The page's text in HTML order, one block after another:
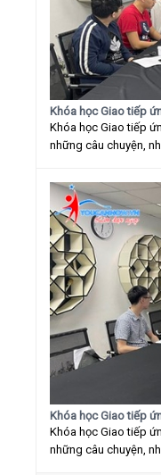
Khóa học Giao tiếp
Khóa học Giao tiếp
những câu chuyện,
Khóa học Giao tiếp
Khóa học Giao tiếp
những câu chuyện,